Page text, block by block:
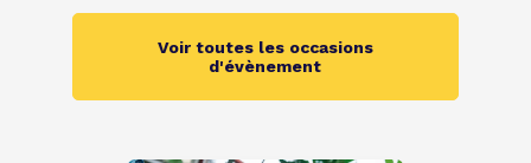
Voir toutes les occasions
d'évènement